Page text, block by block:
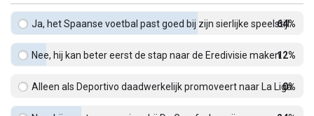
Ja, het Spaanse voetbal past goed bij zijn sierlijke speelstijl.
64%
Nee, hij kan beter eerst de stap naar de Eredivisie maken.12%
Alleen als Deportivo daadwerkelijk promoveert naar La Liga.
0%